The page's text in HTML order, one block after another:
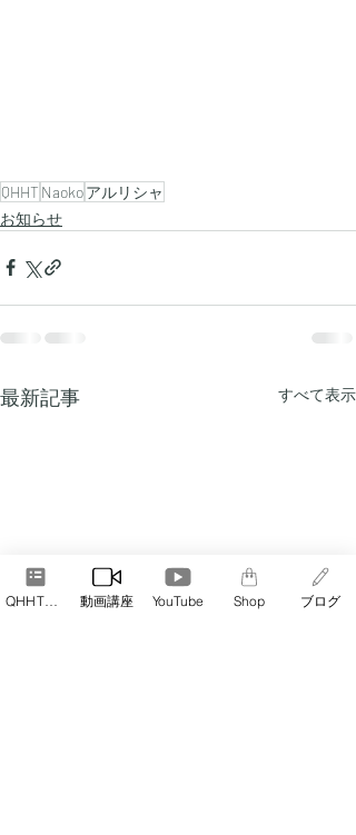
QHHT Naokoアルリシャ
お知らせ
最新記事 すべて表示
QHHT予約 動画講座 YouTube Shop ブログ